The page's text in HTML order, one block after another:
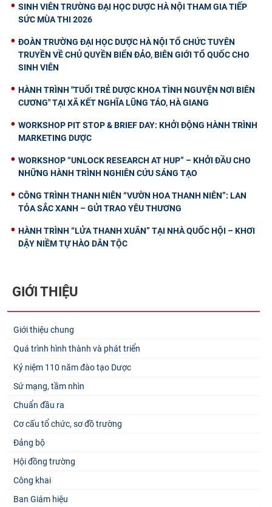
SINH VIÊN TRƯỜNG ĐẠI HỌC DƯỢC HÀ NỘI THAM GIA TIẾP
SỨC MÙA THI 2026
ĐOÀN TRƯỜNG ĐẠI HỌC DƯỢC HÀ NỘI TỔ CHỨC TUYÊN
TRUYỀN VỀ CHỦ QUYỀN BIỂN ĐẢO, BIÊN GIỚI TỔ QUỐC CHO
SINH VIÊN
HÀNH TRÌNH "TUỔI TRẺ DƯỢC KHOA TÌNH NGUYỆN NƠI BIÊN
CƯƠNG" TẠI XÃ KẾT NGHĨA LŨNG TÁO, HÀ GIANG
WORKSHOP PIT STOP & BRIEF DAY: KHỞI ĐỘNG HÀNH TRÌNH
MARKETING DƯỢC
WORKSHOP “UNLOCK RESEARCH AT HUP” – KHỞI ĐẦU CHO
NHỮNG HÀNH TRÌNH NGHIÊN CỨU SÁNG TẠO
CÔNG TRÌNH THANH NIÊN “VƯỜN HOA THANH NIÊN”: LAN
TỎA SẮC XANH – GỬI TRAO YÊU THƯƠNG
HÀNH TRÌNH “LỬA THANH XUÂN” TẠI NHÀ QUỐC HỘI – KHƠI
DẬY NIỀM TỰ HÀO DÂN TỘC
GIỚI THIỆU
Giới thiệu chung
Quá trình hình thành và phát triển
Kỷ niệm 110 năm đào tạo Dược
Sứ mạng, tầm nhìn
Chuẩn đầu ra
Cơ cấu tổ chức, sơ đồ trường
Đảng bộ
Hội đồng trường
Công khai
Ban Giám hiệu